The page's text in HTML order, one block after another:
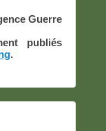
Guerre
publiés
.